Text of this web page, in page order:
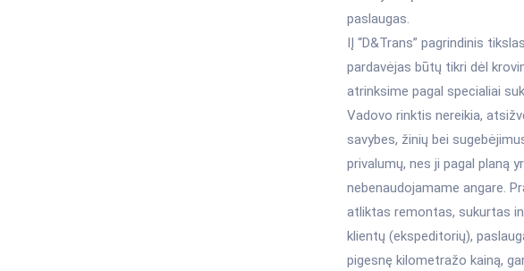
paslaugas.
IĮ “D&Trans” pagrindinis
pardavėjas būtų tikri dėl
atrinksime pagal specialiai
Vadovo rinktis nereikia,
savybes, žinių bei
privalumų, nes ji pagal planą
nebenaudojamame angare.
atliktas remontas, sukurtas
klientų (ekspeditorių),
pigesnę kilometražo kainą,